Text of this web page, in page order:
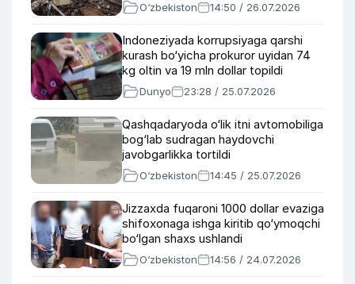
O‘zbekiston 14:50 / 26.07.2026
Indoneziyada korrupsiyaga qarshi
kurash bo‘yicha prokuror uyidan 74
kg oltin va 19 mln dollar topildi
Dunyo 23:28 / 25.07.2026
Qashqadaryoda o‘lik itni avtomobiliga
bog‘lab sudragan haydovchi
javobgarlikka tortildi
O‘zbekiston 14:45 / 25.07.2026
Jizzaxda fuqaroni 1000 dollar evaziga
shifoxonaga ishga kiritib qo‘ymoqchi
bo‘lgan shaxs ushlandi
O‘zbekiston 14:56 / 24.07.2026